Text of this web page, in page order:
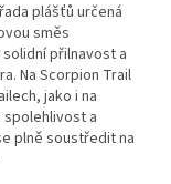
plášťů určená
směs
přilnavost a
Na Scorpion Trail
jako i na
a
plně soustředit na